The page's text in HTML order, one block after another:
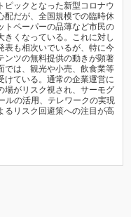
ピックとなった新型コロナウ
配だが、全国規模での臨時休
トペーパーの品薄など市民の
きくなっている。これに対し
表も相次いでいるが、特に今
ンツの無料提供の動きが顕著
では、観光や小売、飲食業等
けている。通常の企業運営に
場がリスク視され、サーモグ
ルの活用、テレワークの実現
るリスク回避策への注目が高